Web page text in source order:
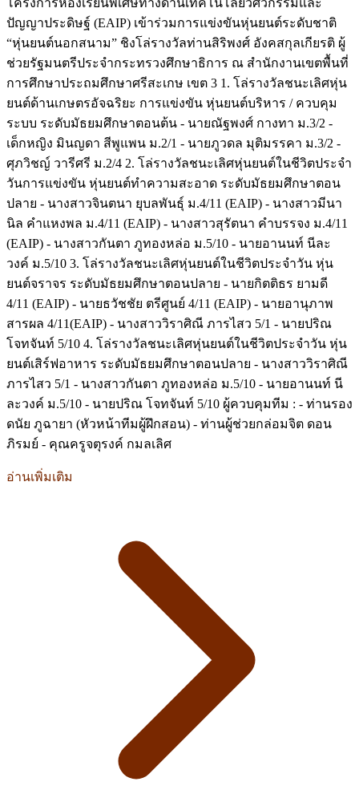
ปัญญาประดิษฐ์ (EAIP) เข้าร่วมการแข่งขันหุ่นยนต์ระดับชาติ
“หุ่นยนต์นอกสนาม” ชิงโล่รางวัลท่านสิริพงศ์ อังคสกุลเกียรติ ผู้
ช่วยรัฐมนตรีประจำกระทรวงศึกษาธิการ ณ สำนักงานเขตพื้นที่
การศึกษาประถมศึกษาศรีสะเกษ เขต 3 1. โล่รางวัลชนะเลิศหุ่น
ยนต์ด้านเกษตรอัจฉริยะ การแข่งขัน หุ่นยนต์บริหาร / ควบคุม
ระบบ ระดับมัธยมศึกษาตอนต้น - นายณัฐพงศ์ กางทา ม.3/2 -
เด็กหญิง มินญดา สีพูแพน ม.2/1 - นายภูวดล มุติมรรคา ม.3/2 -
ศุภวิชญ์ วารีศรี ม.2/4 2. โล่รางวัลชนะเลิศหุ่นยนต์ในชีวิตประจำ
วันการแข่งขัน หุ่นยนต์ทำความสะอาด ระดับมัธยมศึกษาตอน
ปลาย - นางสาวจินตนา ยุบลพันธุ์ ม.4/11 (EAIP) - นางสาวมีนา
นิล คำแหงพล ม.4/11 (EAIP) - นางสาวสุรัตนา คำบรรจง ม.4/11
(EAIP) - นางสาวกันตา ภูทองหล่อ ม.5/10 - นายอานนท์ นีละ
วงค์ ม.5/10 3. โล่รางวัลชนะเลิศหุ่นยนต์ในชีวิตประจำวัน หุ่น
ยนต์จราจร ระดับมัธยมศึกษาตอนปลาย - นายกิตติธร ยามดี
4/11 (EAIP) - นายธวัชชัย ตรีศูนย์ 4/11 (EAIP) - นายอานุภาพ
สารผล 4/11(EAIP) - นางสาววิราศิณี ภารไสว 5/1 - นายปริณ
โจทจันท์ 5/10 4. โล่รางวัลชนะเลิศหุ่นยนต์ในชีวิตประจำวัน หุ่น
ยนต์เสิร์ฟอาหาร ระดับมัธยมศึกษาตอนปลาย - นางสาววิราศิณี
ภารไสว 5/1 - นางสาวกันตา ภูทองหล่อ ม.5/10 - นายอานนท์ นี
ละวงค์ ม.5/10 - นายปริณ โจทจันท์ 5/10 ผู้ควบคุมทีม : - ท่านรอง
ดนัย ภูฉายา (หัวหน้าทีมผู้ฝึกสอน) - ท่านผู้ช่วยกล่อมจิต ดอน
ภิรมย์ - คุณครูจตุรงค์ กมลเลิศ
อ่านเพิ่มเติม